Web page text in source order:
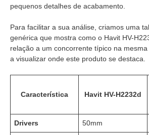
pequenos detalhes de acabamento.
Para facilitar a sua análise, criamos uma
genérica que mostra como o Havit HV-
relação a um concorrente típico na
a visualizar onde este produto se destaca.
Característica Havit HV-H2232d
Drivers 50mm